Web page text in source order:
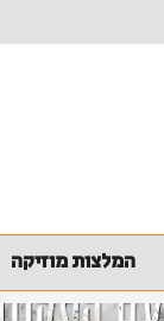
המלצות מוזיקה